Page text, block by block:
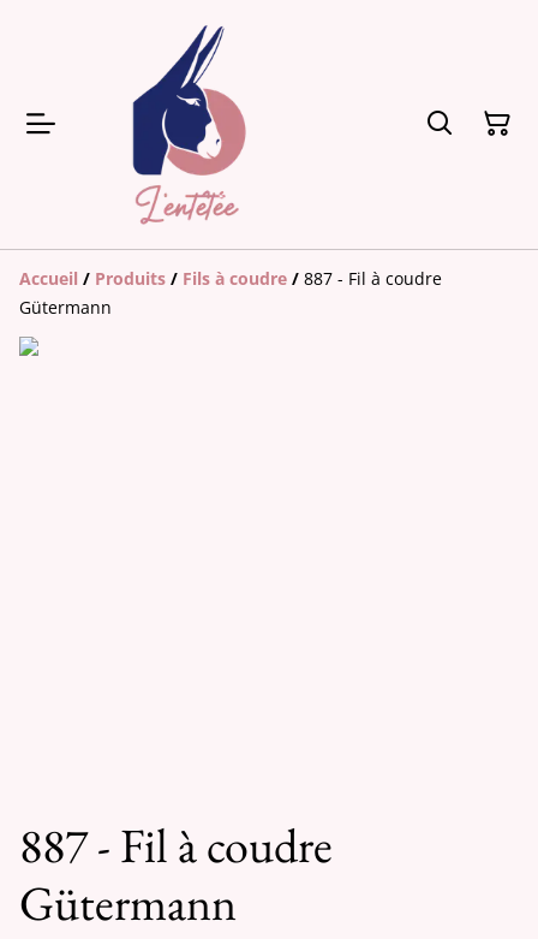
Accueil / Produits / Fils à coudre / 887 - Fil à coudre
Gütermann
887 - Fil à coudre
Gütermann